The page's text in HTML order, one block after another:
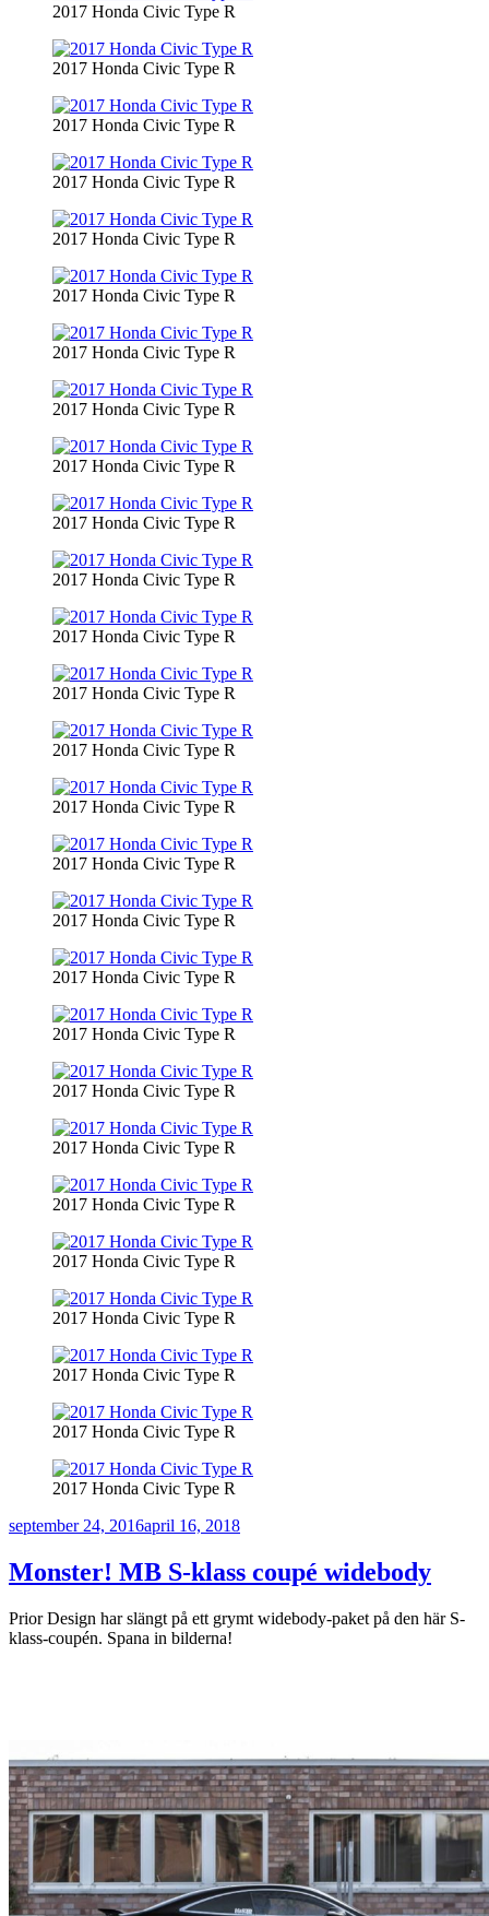
2017 Honda Civic Type R
2017 Honda Civic Type R
2017 Honda Civic Type R
2017 Honda Civic Type R
2017 Honda Civic Type R
2017 Honda Civic Type R
2017 Honda Civic Type R
2017 Honda Civic Type R
2017 Honda Civic Type R
2017 Honda Civic Type R
2017 Honda Civic Type R
2017 Honda Civic Type R
2017 Honda Civic Type R
2017 Honda Civic Type R
2017 Honda Civic Type R
2017 Honda Civic Type R
2017 Honda Civic Type R
2017 Honda Civic Type R
2017 Honda Civic Type R
2017 Honda Civic Type R
2017 Honda Civic Type R
2017 Honda Civic Type R
2017 Honda Civic Type R
2017 Honda Civic Type R
2017 Honda Civic Type R
2017 Honda Civic Type R
2017 Honda Civic Type R
Publicerat
september 24, 2016april 16, 2018
Monster! MB S-klass coupé widebody
Prior Design har slängt på ett grymt widebody-paket på den här S-
klass-coupén. Spana in bilderna!